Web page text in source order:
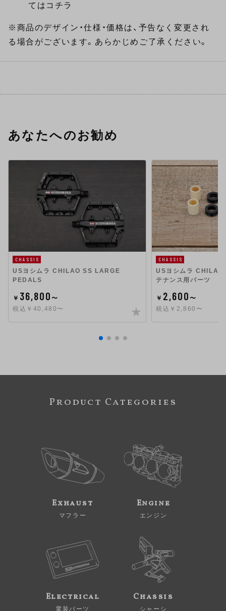
てはコチラ
※商品のデザイン・仕様・価格は、予告なく変更され
る場合がございます。あらかじめご了承ください。
あなたへのお勧め
CHASSIS
USヨシムラ CHILAO SS LARGE
PEDALS
￥ 36,800〜
税込￥40,480〜
CHASSIS
USヨシムラ
テナンス用パーツ
￥ 2,600〜
税込￥2,860〜
Product Categories
Exhaust
マフラー
Engine
エンジン
Electrical
電装パーツ
Chassis
シャーシ